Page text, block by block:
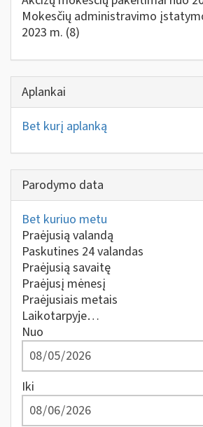
Mokesčių administravimo
2023 m. (8)
Aplankai
Bet kurį aplanką
Parodymo data
Bet kuriuo metu
Praėjusią valandą
Paskutines 24 valandas
Praėjusią savaitę
Praėjusį mėnesį
Praėjusiais metais
Laikotarpyje…
Nuo
Iki